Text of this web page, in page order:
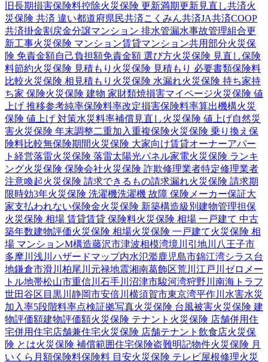
旧長期損害保険料控除火災保険 更新満期更新見直し共済火
災保険 共済 違い都道府県民共済こくみん共済JA共済COOP
共済掛金割戻金分譲マンション 排水管漏水事故管理組合更
新工事火災保険 マンション賃貸マンション共用部分火災保
険 免責金額自己負担額免責金額 選び方火災保険 見直し保険
料節約火災保険 見積もり 火災保険 見積もり 必要書類保険料
比較火災保険 相見積もり 火災保険 水漏れ火災保険 持ち家持
ち家 保険火災保険 建物 家財類焼損害マイページ火災保険 値
上げ 推移参考純率保険料率改定損害保険料率算出機構火災
保険 値上げ 対策水災料率補償見直し火災保険 値上げ自然災
害火災保険 年末調整二重加入重複保険火災保険 乗り換え 保
険料比較無保険期間火災保険 大家向け賃貸オーナーアパー
ト経営落雷火災保険 落雷太陽光パネル家電火災保険 ランキ
ング火災保険 保険会社火災保険 詐欺修理業者特定修理業者
注意喚起火災保険 請求できるもの請求漏れ火災保険 請求期
限時効3年火災保険 洗濯機洗濯機 故障 保険 メーカー保証大
家支払われない保険金火災保険 新築構造級別 建物管理担保
火災保険 相場 賃貸賃貸 保険料火災保険 相場 一戸建て 中古
築年数建物評価火災保険 相場火災保険 一戸建て火災保険 相
場 マンションM構造藤沢市津波相模湾境川 引地川
八王子市
多摩川 浅川 ハザードマップ内水氾濫鹿児島市錦江湾シラス台
地鎌倉市滑川 柏尾川 元禄地震湘南葛飾区荒川 江戸川 ゼロメー
トル地帯松山市重信川 石手川 沼津市駿河湾狩野川 南海トラフ
世田谷区 目黒川 静岡市安倍川 横須賀市東京湾平作川 水害水災
加入率5段階料率点検証拠写真火災保険 台風被害火災保険 建
物評価額建物評価額火災保険 テナント 火災保険 店舗併用住
宅併用住宅店舗兼住宅火災保険 店舗テナント 飲食店火災保
険 とは火災保険 補償範囲住宅保険盗難明記物件火災保険 月
いくら 月額保険料保険料 目安火災保険 テレビ屋根修理火災